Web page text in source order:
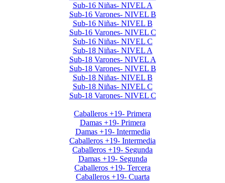
Sub-16 Niñas- NIVEL A
Sub-16 Varones- NIVEL B
Sub-16 Niñas- NIVEL B
Sub-16 Varones- NIVEL C
Sub-16 Niñas- NIVEL C
Sub-18 Niñas- NIVEL A
Sub-18 Varones- NIVEL A
Sub-18 Varones- NIVEL B
Sub-18 Niñas- NIVEL B
Sub-18 Niñas- NIVEL C
Sub-18 Varones- NIVEL C
Caballeros +19- Primera
Damas +19- Primera
Damas +19- Intermedia
Caballeros +19- Intermedia
Caballeros +19- Segunda
Damas +19- Segunda
Caballeros +19- Tercera
Caballeros +19- Cuarta